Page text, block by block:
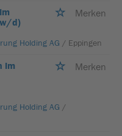
d)
Merken
Holding AG / Eppingen
im
Merken
Holding AG /